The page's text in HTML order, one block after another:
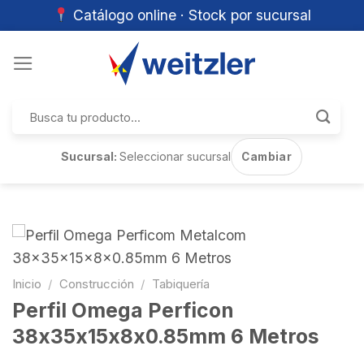
Catálogo online · Stock por sucursal
por:
Sucursal:Seleccionar sucursal Cambiar
Inicio / Construcción / Tabiquería
Perfil Omega Perficon
38x35x15x8x0.85mm 6 Metros